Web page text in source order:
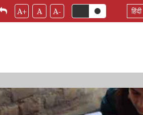
A+ A A-
Select
your